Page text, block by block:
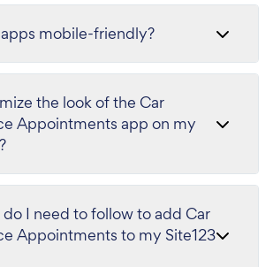
mobile-friendly?
the look of the Car
Appointments app on my
I need to follow to add Car
Appointments to my Site123